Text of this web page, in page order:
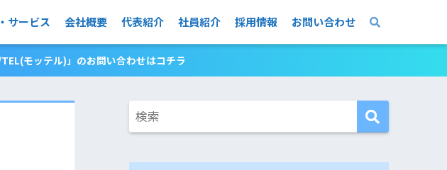
サービス 会社概要 代表紹介 社員紹介 採用情報 お問い合わせ
モッテル)」のお問い合わせはコチラ